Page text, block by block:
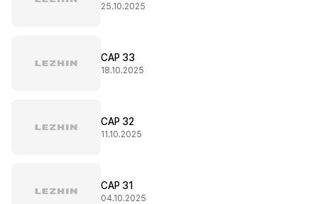
25.10.2025
CAP 33
18.10.2025
CAP 32
11.10.2025
CAP 31
04.10.2025